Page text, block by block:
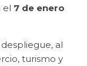
el 7 de enero
al
turismo y